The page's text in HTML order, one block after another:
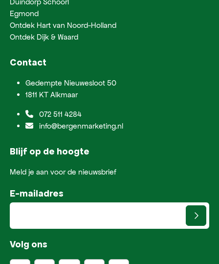
Egmond
Ontdek Hart van Noord-Holland
Ontdek Dijk & Waard
Contact
Gedempte Nieuwesloot 50
1811 KT Alkmaar
072 511 4284
info@bergenmarketing.nl
Blijf op de hoogte
Meld je aan voor de nieuwsbrief
E-mailadres
Volg ons